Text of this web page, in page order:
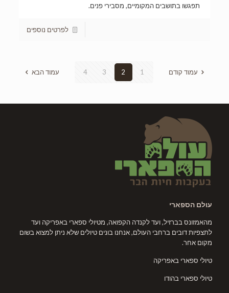
תפגשו בתושבים המקומיים, מסבירי פנים.
לפרטים נוספים
עמוד קודם 1
2
3
4 עמוד הבא
עולם הספארי
מהאמזונס בברזיל, ועד לקנדה הקפואה, מטיולי ספארי באפריקה ועד
לתצפיות דובים ברחבי העולם, אנחנו בונים טיולים שלא ניתן למצוא בשום
מקום אחר.
טיולי ספארי באפריקה
טיולי ספארי בהודו